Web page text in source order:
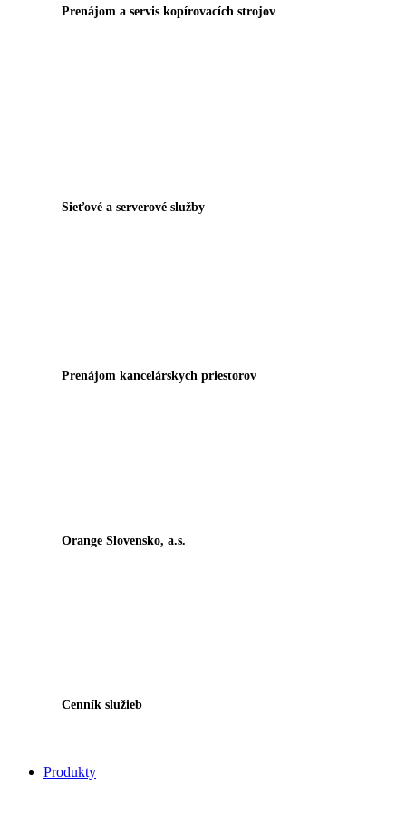
Prenájom a servis kopírovacích strojov
Sieťové a serverové služby
Prenájom kancelárskych priestorov
Orange Slovensko, a.s.
Cenník služieb
Produkty